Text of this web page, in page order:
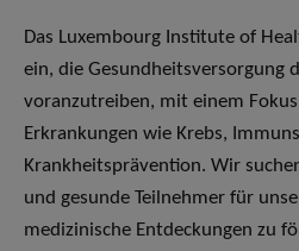
Das Luxembourg Institute of
ein, die Gesundheitsversorgung
voranzutreiben, mit einem
Erkrankungen wie Krebs,
Krankheitsprävention. Wir
und gesunde Teilnehmer für
medizinische Entdeckungen zu